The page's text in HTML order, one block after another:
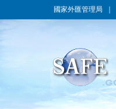
國家外匯管理局